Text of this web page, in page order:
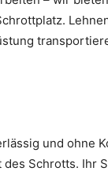
und ohne
Schrotts. Ihr